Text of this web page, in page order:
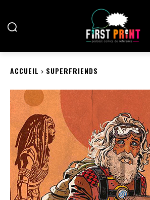
ACCUEIL SUPERFRIENDS